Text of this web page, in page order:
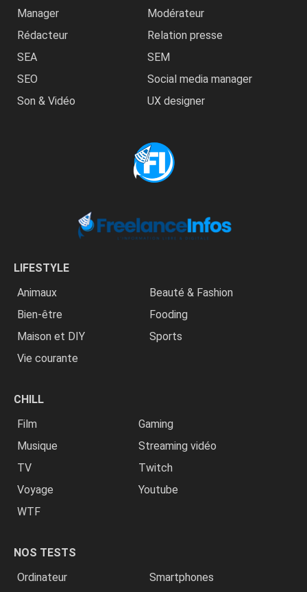
Manager
Modérateur
Rédacteur
Relation presse
SEA
SEM
SEO
Social media manager
Son & Vidéo
UX designer
LIFESTYLE
Animaux
Beauté & Fashion
Bien-être
Fooding
Maison et DIY
Sports
Vie courante
CHILL
Film
Gaming
Musique
Streaming vidéo
TV
Twitch
Voyage
Youtube
WTF
NOS TESTS
Ordinateur
Smartphones